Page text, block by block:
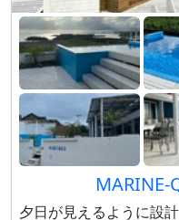
MARINE-
夕日が見えるように設